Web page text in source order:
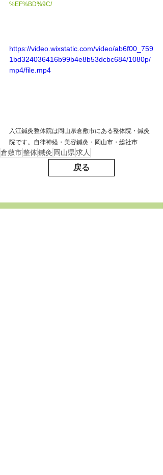
%EF%BD%9C/
https://video.wixstatic.com/video/ab6f00_759
1bd324036416b99b4e8b53dcbc684/1080p/
mp4/file.mp4
入江鍼灸整体院は岡山県倉敷市にある整体院・鍼灸
院です。自律神経・美容鍼灸・岡山市・総社市
倉敷市整体鍼灸 岡山県求人
戻る